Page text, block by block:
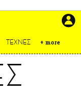
ΤΕΧΝΕΣ + more